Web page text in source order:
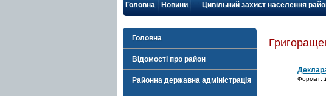
Головна Новини Цивільний захист населення
Головна
Відомості про район
Районна державна адміністрація Формат: